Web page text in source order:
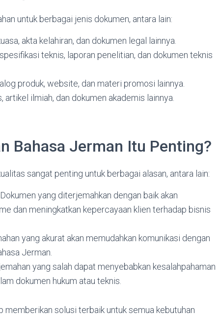
untuk berbagai jenis dokumen, antara lain:
akta kelahiran, dan dokumen legal lainnya.
teknis, laporan penelitian, dan dokumen teknis
produk, website, dan materi promosi lainnya.
artikel ilmiah, dan dokumen akademis lainnya.
Bahasa Jerman Itu Penting?
sangat penting untuk berbagai alasan, antara lain:
yang diterjemahkan dengan baik akan
dan meningkatkan kepercayaan klien terhadap bisnis
yang akurat akan memudahkan komunikasi dengan
Jerman.
yang salah dapat menyebabkan kesalahpahaman
dokumen hukum atau teknis.
memberikan solusi terbaik untuk semua kebutuhan